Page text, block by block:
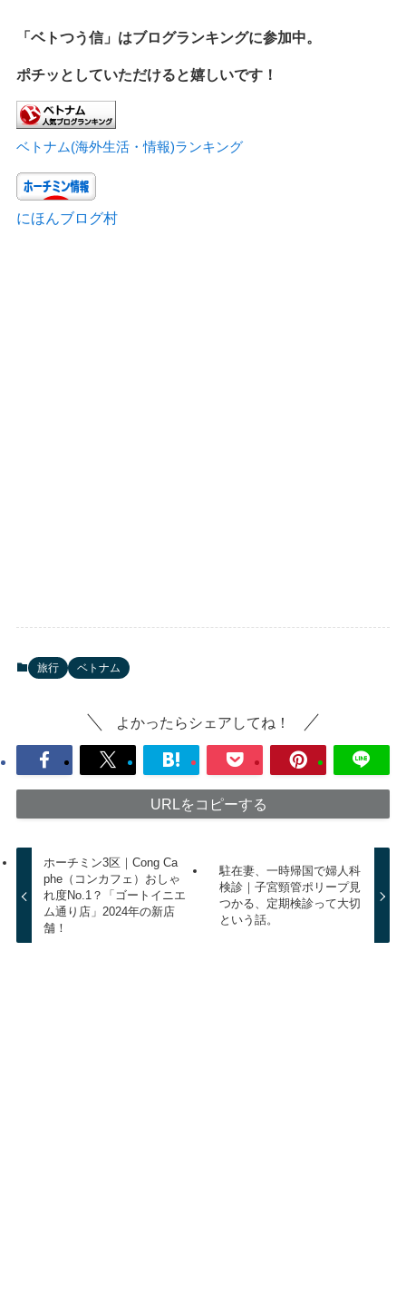
「ベトつう信」はブログランキングに参加中。
ポチッとしていただけると嬉しいです！
ベトナム(海外生活・情報)ランキング
にほんブログ村
旅行 ベトナム
よかったらシェアしてね！
URLをコピーする
ホーチミン3区｜Cong Ca
phe（コンカフェ）おしゃ
れ度No.1？「ゴートイニエ
ム通り店」2024年の新店
舗！
駐在妻、一時帰国で婦人科
検診｜子宮頸管ポリープ見
つかる、定期検診って大切
という話。